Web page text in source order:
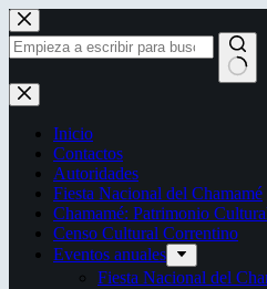
Saltar
al
contenido
Sin
resultados
Inicio
Contactos
Autoridades
Fiesta Nacional del Chamamé
Chamamé: Patrimonio
Censo Cultural Correntino
Eventos anuales
Fiesta Nacional del